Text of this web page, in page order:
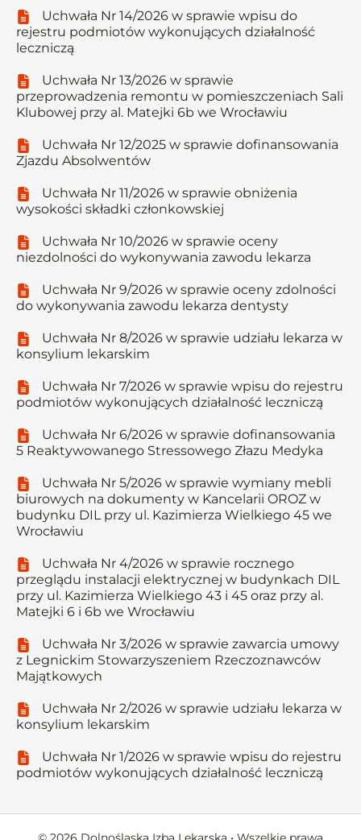
Uchwała Nr 14/2026 w sprawie wpisu do
rejestru podmiotów wykonujących działalność
leczniczą
Uchwała Nr 13/2026 w sprawie
przeprowadzenia remontu w pomieszczeniach Sali
Klubowej przy al. Matejki 6b we Wrocławiu
Uchwała Nr 12/2025 w sprawie dofinansowania
Zjazdu Absolwentów
Uchwała Nr 11/2026 w sprawie obniżenia
wysokości składki członkowskiej
Uchwała Nr 10/2026 w sprawie oceny
niezdolności do wykonywania zawodu lekarza
Uchwała Nr 9/2026 w sprawie oceny zdolności
do wykonywania zawodu lekarza dentysty
Uchwała Nr 8/2026 w sprawie udziału lekarza w
konsylium lekarskim
Uchwała Nr 7/2026 w sprawie wpisu do rejestru
podmiotów wykonujących działalność leczniczą
Uchwała Nr 6/2026 w sprawie dofinansowania
5 Reaktywowanego Stressowego Złazu Medyka
Uchwała Nr 5/2026 w sprawie wymiany mebli
biurowych na dokumenty w Kancelarii OROZ w
budynku DIL przy ul. Kazimierza Wielkiego 45 we
Wrocławiu
Uchwała Nr 4/2026 w sprawie rocznego
przeglądu instalacji elektrycznej w budynkach DIL
przy ul. Kazimierza Wielkiego 43 i 45 oraz przy al.
Matejki 6 i 6b we Wrocławiu
Uchwała Nr 3/2026 w sprawie zawarcia umowy
z Legnickim Stowarzyszeniem Rzeczoznawców
Majątkowych
Uchwała Nr 2/2026 w sprawie udziału lekarza w
konsylium lekarskim
Uchwała Nr 1/2026 w sprawie wpisu do rejestru
podmiotów wykonujących działalność leczniczą